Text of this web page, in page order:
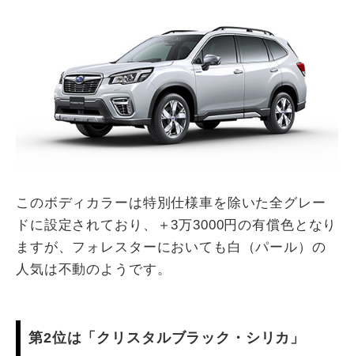
このボディカラーは特別仕様車を除いた全グレー
ドに設定されており、＋3万3000円の有償色となり
ますが、フォレスターにおいても白（パール）の
人気は不動のようです。
第2位は「クリスタルブラック・シリカ」